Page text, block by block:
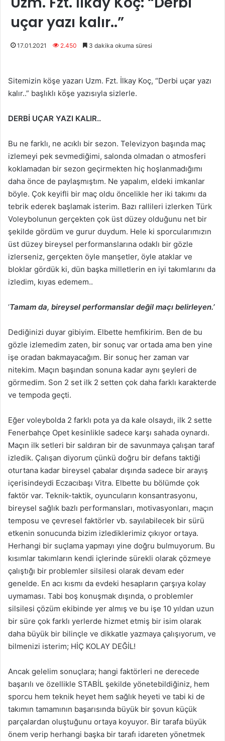
uçar yazı kalır..”
17.01.2021 2.450 3 dakika okuma süresi
Sitemizin köşe yazarı Uzm. Fzt. İlkay Koç, “Derbi uçar yazı
kalır..” başlıklı köşe yazısıyla sizlerle.
DERBİ UÇAR YAZI KALIR..
Bu ne farklı, ne acıklı bir sezon. Televizyon başında maç
izlemeyi pek sevmediğimi, salonda olmadan o atmosferi
koklamadan bir sezon geçirmekten hiç hoşlanmadığımı
daha önce de paylaşmıştım. Ne yapalım, eldeki imkanlar
böyle. Çok keyifli bir maç oldu öncelikle her iki takımı da
tebrik ederek başlamak isterim. Bazı rallileri izlerken Türk
Voleybolunun gerçekten çok üst düzey olduğunu net bir
şekilde gördüm ve gurur duydum. Hele ki sporcularımızın
üst düzey bireysel performanslarına odaklı bir gözle
izlerseniz, gerçekten öyle manşetler, öyle ataklar ve
bloklar gördük ki, dün başka milletlerin en iyi takımlarını da
izledim, kıyas edemem..
‘Tamam da, bireysel performanslar değil maçı belirleyen.’
Dediğinizi duyar gibiyim. Elbette hemfikirim. Ben de bu
gözle izlemedim zaten, bir sonuç var ortada ama ben yine
işe oradan bakmayacağım. Bir sonuç her zaman var
nitekim. Maçın başından sonuna kadar aynı şeyleri de
görmedim. Son 2 set ilk 2 setten çok daha farklı karakterde
ve tempoda geçti.
Eğer voleybolda 2 farklı pota ya da kale olsaydı, ilk 2 sette
Fenerbahçe Opet kesinlikle sadece karşı sahada oynardı.
Maçın ilk setleri bir saldıran bir de savunmaya çalışan taraf
izledik. Çalışan diyorum çünkü doğru bir defans taktiği
oturtana kadar bireysel çabalar dışında sadece bir arayış
içerisindeydi Eczacıbaşı Vitra. Elbette bu bölümde çok
faktör var. Teknik-taktik, oyuncuların konsantrasyonu,
bireysel sağlık bazlı performansları, motivasyonları, maçın
temposu ve çevresel faktörler vb. sayılabilecek bir sürü
etkenin sonucunda bizim izlediklerimiz çıkıyor ortaya.
Herhangi bir suçlama yapmayı yine doğru bulmuyorum. Bu
kısımlar takımların kendi içlerinde sürekli olarak çözmeye
çalıştığı bir problemler silsilesi olarak devam eder
genelde. En acı kısmı da evdeki hesapların çarşıya kolay
uymaması. Tabi boş konuşmak dışında, o problemler
silsilesi çözüm ekibinde yer almış ve bu işe 10 yıldan uzun
bir süre çok farklı yerlerde hizmet etmiş bir isim olarak
daha büyük bir bilinçle ve dikkatle yazmaya çalışıyorum, ve
bilmenizi isterim; HİÇ KOLAY DEĞİL!
Ancak gelelim sonuçlara; hangi faktörleri ne derecede
başarılı ve özellikle STABİL şekilde yönetebildiğiniz, hem
sporcu hem teknik heyet hem sağlık heyeti ve tabi ki de
takımın tamamının başarısında büyük bir şovun küçük
parçalardan oluştuğunu ortaya koyuyor. Bir tarafa büyük
önem verip herhangi başka bir tarafı idareten yönetmek